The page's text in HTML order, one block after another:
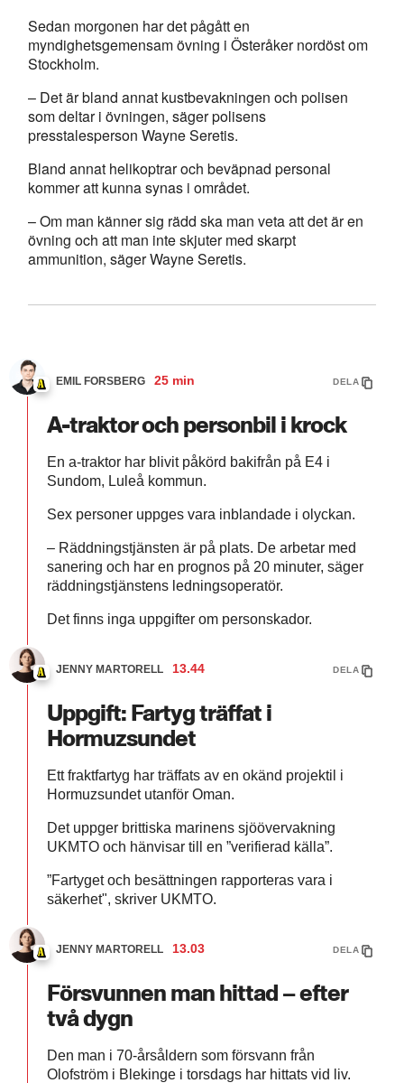
Sedan morgonen har det pågått en
myndighetsgemensam övning i Österåker nordöst om
Stockholm.
– Det är bland annat kustbevakningen och polisen
som deltar i övningen, säger polisens
presstalesperson Wayne Seretis.
Bland annat helikoptrar och beväpnad personal
kommer att kunna synas i området.
– Om man känner sig rädd ska man veta att det är en
övning och att man inte skjuter med skarpt
ammunition, säger Wayne Seretis.
EMIL FORSBERG 25 min DELA
A-traktor och personbil i krock
En a-traktor har blivit påkörd bakifrån på E4 i
Sundom, Luleå kommun.
Sex personer uppges vara inblandade i olyckan.
– Räddningstjänsten är på plats. De arbetar med
sanering och har en prognos på 20 minuter, säger
räddningstjänstens ledningsoperatör.
Det finns inga uppgifter om personskador.
JENNY MARTORELL 13.44 DELA
Uppgift: Fartyg träffat i
Hormuzsundet
Ett fraktfartyg har träffats av en okänd projektil i
Hormuzsundet utanför Oman.
Det uppger brittiska marinens sjöövervakning
UKMTO och hänvisar till en ”verifierad källa”.
”Fartyget och besättningen rapporteras vara i
säkerhet", skriver UKMTO.
JENNY MARTORELL 13.03 DELA
Försvunnen man hittad – efter
två dygn
Den man i 70-årsåldern som försvann från
Olofström i Blekinge i torsdags har hittats vid liv.